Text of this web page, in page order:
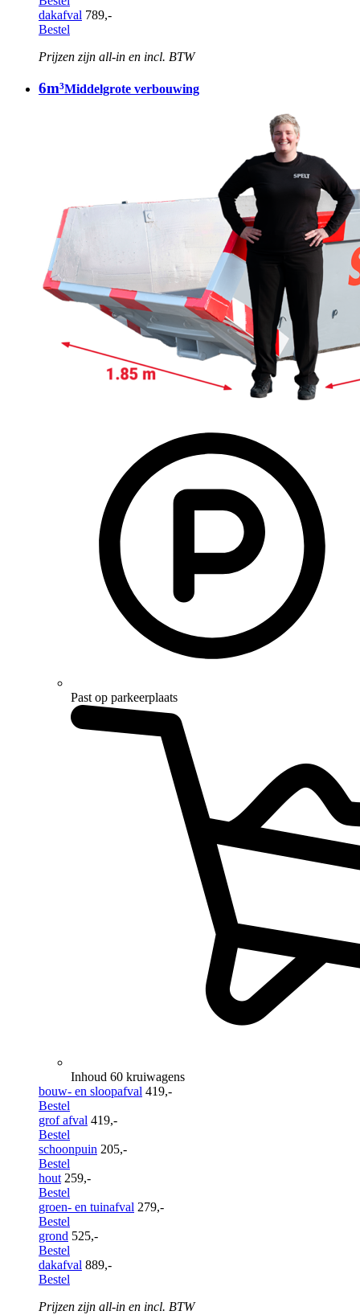
dakafval 789,-
Bestel
Prijzen zijn all-in en incl. BTW
6m³Middelgrote verbouwing
Past op parkeerplaats
Inhoud 60 kruiwagens
bouw- en sloopafval 419,-
Bestel
grof afval 419,-
Bestel
schoonpuin 205,-
Bestel
hout 259,-
Bestel
groen- en tuinafval 279,-
Bestel
grond 525,-
Bestel
dakafval 889,-
Bestel
Prijzen zijn all-in en incl. BTW